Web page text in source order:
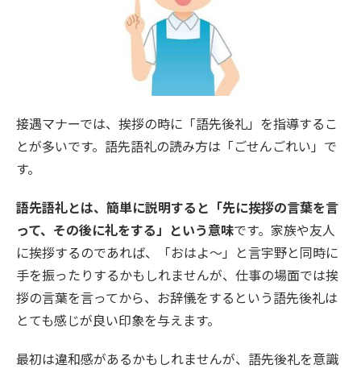
接遇マナーでは、挨拶の時に「語先後礼」を指導するこ
とが多いです。語先語礼の読み方は「ごせんごれい」で
す。
語先語礼とは、簡単に説明すると「先に挨拶の言葉を言
って、その後に礼をする」という意味です。家族や友人
に挨拶するのであれば、「おはよ〜」と言宇野と同時に
手を振ったりするかもしれませんが、仕事の場面では挨
拶の言葉を言ってから、お辞儀をするという語先後礼は
とても感じが良い印象を与えます。
最初は違和感があるかもしれませんが、語先後礼を意識